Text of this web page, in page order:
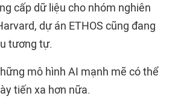
cấp dữ liệu cho nhóm nghiên
dự án ETHOS cũng đang
tương tự.
mô hình AI mạnh mẽ có thể
tiến xa hơn nữa.